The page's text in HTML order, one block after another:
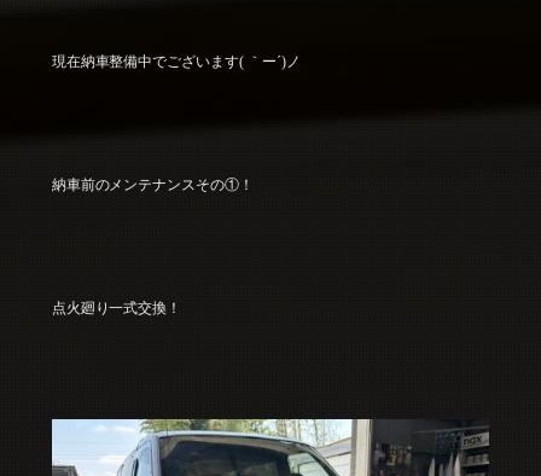
現在納車整備中でございます( ｀ー´)ノ
納車前のメンテナンスその①！
点火廻り一式交換！